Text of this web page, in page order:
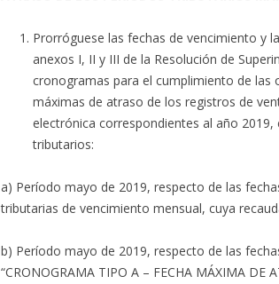
Prorróguese las fechas de vencimiento y
anexos I, II y III de la Resolución de
cronogramas para el cumplimiento de las
máximas de atraso de los registros de
electrónica correspondientes al año
tributarios:
a) Período mayo de 2019, respecto de las
tributarias de vencimiento mensual, cuya
b) Período mayo de 2019, respecto de las
“CRONOGRAMA TIPO A – FECHA MÁXIMA DE